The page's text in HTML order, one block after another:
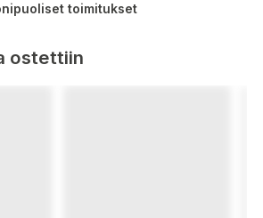
toimitukset
ostettiin